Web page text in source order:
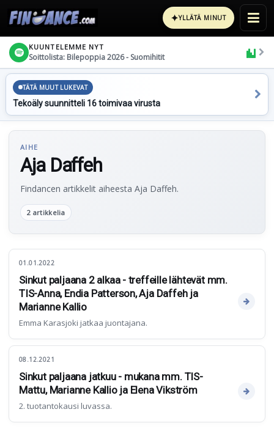
✦YLLÄTÄ MINUT
KUUNTELEMME NYT
Soittolista: Bilepoppia 2026 - Suomihitit
TÄTÄ MUUT LUKEVAT
Tekoäly suunnitteli 16 toimivaa virusta
AIHE
Aja Daffeh
Findancen artikkelit aiheesta Aja Daffeh.
2 artikkelia
01.01.2022
Sinkut paljaana 2 alkaa - treffeille lähtevät mm.
TIS-Anna, Endia Patterson, Aja Daffeh ja
Marianne Kallio
Emma Karasjoki jatkaa juontajana.
08.12.2021
Sinkut paljaana jatkuu - mukana mm. TIS-
Mattu, Marianne Kallio ja Elena Vikström
2. tuotantokausi luvassa.